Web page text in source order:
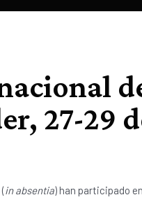
27-29
in absentia) han participado